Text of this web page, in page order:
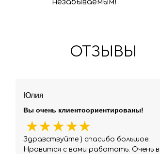
незабываемым!
ОТЗЫВЫ
Юлия
Здравствуйте ) спасибо большое.
Нравится с вами работать. Очень
Вы очень клиентоориентированы!